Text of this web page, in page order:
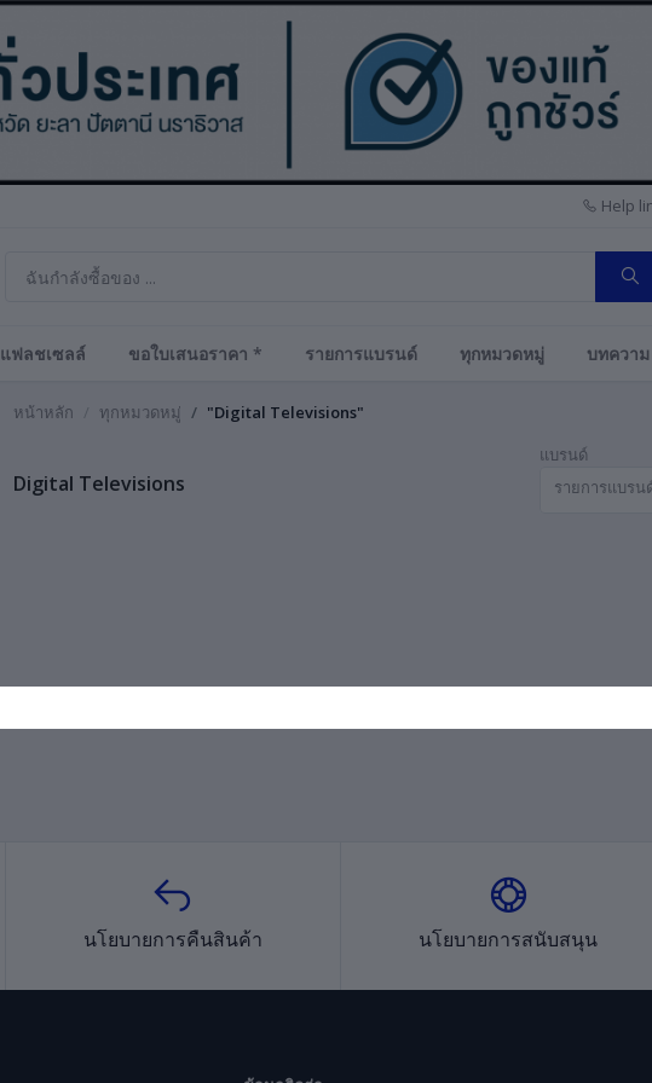
Help
แฟลชเซลล์ ขอใบเสนอราคา * รายการแบรนด์ ทุกหมวดหมู่ บทความ
หน้าหลัก ทุกหมวดหมู่ "Digital Televisions"
Digital Televisions
แบรนด์
รายการแบรน
นโยบายการคืนสินค้า นโยบายการสนับสนุน